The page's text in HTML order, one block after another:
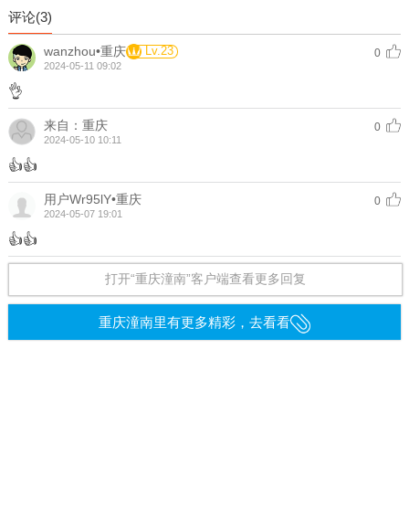
评论(3)
wanzhou•重庆 Lv.23
2024-05-11 09:02
0
👌
来自：重庆
2024-05-10 10:11
0
👍👍
用户Wr95lY•重庆
2024-05-07 19:01
0
👍👍
打开“重庆潼南”客户端查看更多回复
重庆潼南里有更多精彩，去看看